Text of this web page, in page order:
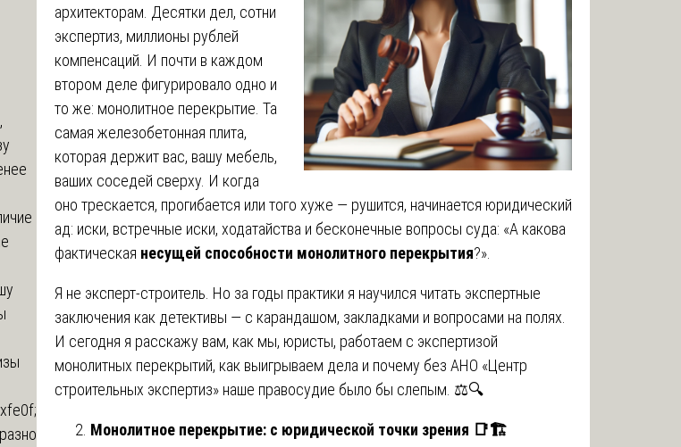
архитекторам. Десятки дел, сотни
экспертиз, миллионы рублей
компенсаций. И почти в каждом
втором деле фигурировало одно и
то же: монолитное перекрытие. Та
самая железобетонная плита,
которая держит вас, вашу мебель,
ваших соседей сверху. И когда
оно трескается, прогибается или того хуже — рушится, начинается юридический
ад: иски, встречные иски, ходатайства и бесконечные вопросы суда: «А какова
фактическая несущей способности монолитного перекрытия?».
Я не эксперт-строитель. Но за годы практики я научился читать экспертные
заключения как детективы — с карандашом, закладками и вопросами на полях.
И сегодня я расскажу вам, как мы, юристы, работаем с экспертизой
монолитных перекрытий, как выигрываем дела и почему без АНО «Центр
строительных экспертиз» наше правосудие было бы слепым. ⚖️🔍
Монолитное перекрытие: с юридической точки зрения 📑🏗